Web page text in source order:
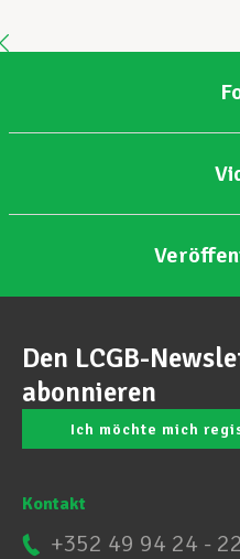
Mitglied werden
Aktuell
Den LCGB-
abonnieren
Ich möchte mich
Kontakt
+352 49 94 24 -